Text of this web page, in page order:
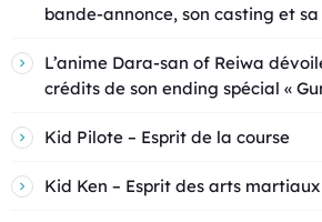
bande-annonce, son casting et
L’anime Dara-san of Reiwa
crédits de son ending spécial «
Kid Pilote – Esprit de la course
Kid Ken – Esprit des arts martiaux